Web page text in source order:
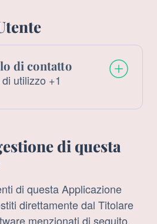
di contatto
utilizzo +1
di questa
di questa Applicazione
direttamente dal Titolare
menzionati di seguito.